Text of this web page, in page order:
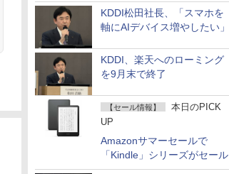
KDDI松田社長、「スマホを
軸にAIデバイス増やしたい」
KDDI、楽天へのローミング
を9月末で終了
【セール情報】
本日のPICK
UP
Amazonサマーセールで
「Kindle」シリーズがセール